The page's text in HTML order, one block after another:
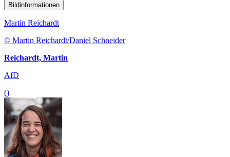
Bildinformationen
Martin Reichardt
© Martin Reichardt/Daniel Schneider
Reichardt, Martin
AfD
()